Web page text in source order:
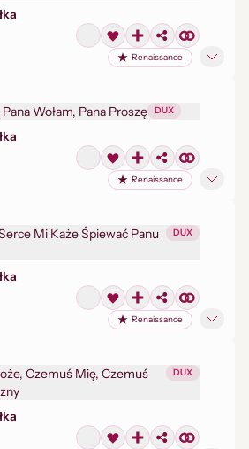
Renaissance
Wołam, Pana Proszę DUX
Renaissance
Mi Każe Śpiewać Panu
DUX
Renaissance
Czemuś Mię, Czemuś
DUX